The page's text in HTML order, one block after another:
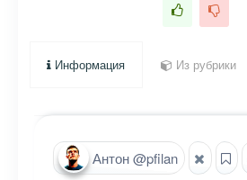
Информация Из рубрики
Антон @pfilan